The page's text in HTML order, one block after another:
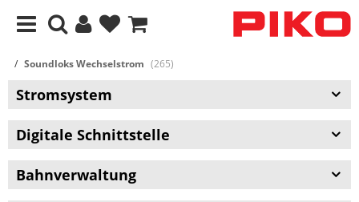
Soundloks Wechselstrom (265)
Stromsystem
Digitale Schnittstelle
Bahnverwaltung